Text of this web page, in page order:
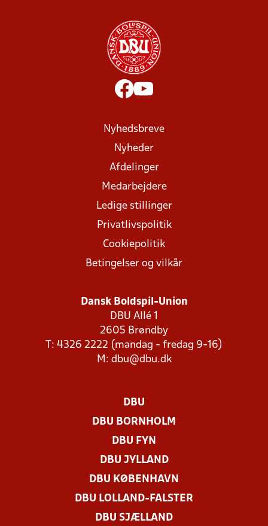
Nyhedsbreve
Nyheder
Afdelinger
Medarbejdere
Ledige stillinger
Privatlivspolitik
Cookiepolitik
Betingelser og vilkår
Dansk Boldspil-Union
DBU Allé 1
2605 Brøndby
T: 4326 2222 (mandag - fredag 9-16)
M: dbu@dbu.dk
DBU
DBU BORNHOLM
DBU FYN
DBU JYLLAND
DBU KØBENHAVN
DBU LOLLAND-FALSTER
DBU SJÆLLAND